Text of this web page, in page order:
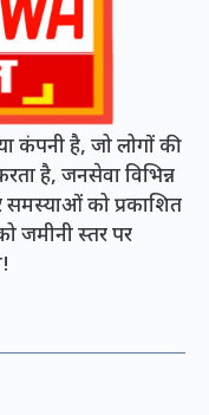
कंपनी है, जो लोगों की
है, जनसेवा विभिन्न
को प्रकाशित
जमीनी स्तर पर